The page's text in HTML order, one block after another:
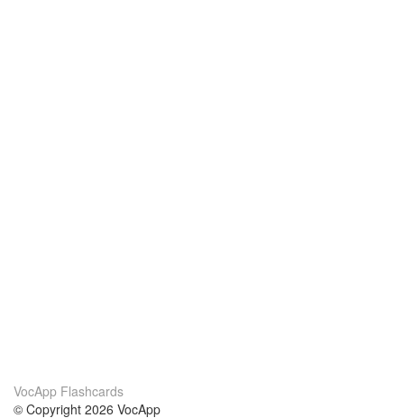
VocApp Flashcards
© Copyright 2026 VocApp